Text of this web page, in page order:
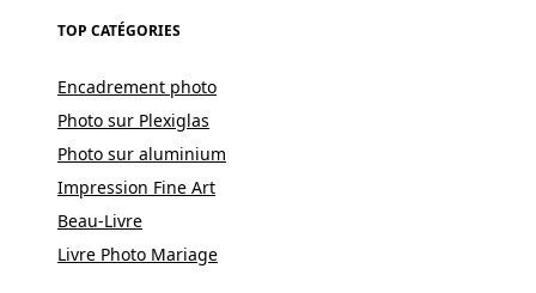
TOP CATÉGORIES
Encadrement photo
Photo sur Plexiglas
Photo sur aluminium
Impression Fine Art
Beau-Livre
Livre Photo Mariage